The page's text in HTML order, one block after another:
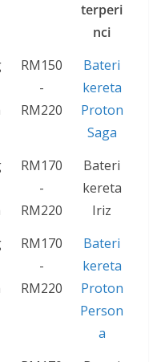
terperi
nci
RM150
-
RM220
Bateri
kereta
Proton
Saga
RM170
-
RM220
Bateri
kereta
Iriz
RM170
-
RM220
Bateri
kereta
Proton
Person
a